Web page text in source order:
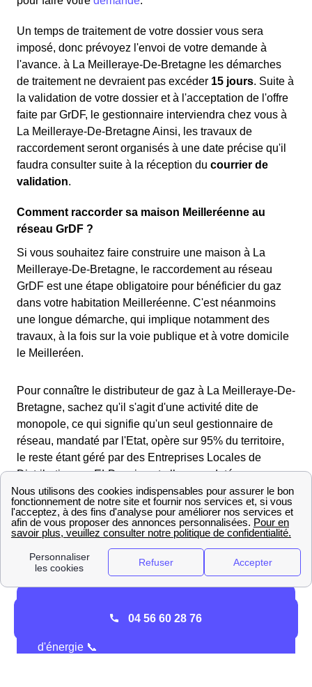
Un temps de traitement de votre dossier vous sera
imposé, donc prévoyez l'envoi de votre demande à
l'avance. à La Meilleraye-De-Bretagne les démarches
de traitement ne devraient pas excéder 15 jours. Suite à
la validation de votre dossier et à l'acceptation de l'offre
faite par GrDF, le gestionnaire interviendra chez vous à
La Meilleraye-De-Bretagne Ainsi, les travaux de
raccordement seront organisés à une date précise qu'il
faudra consulter suite à la réception du courrier de
validation.
Comment raccorder sa maison Meilleréenne au
réseau GrDF ?
Si vous souhaitez faire construire une maison à La
Meilleraye-De-Bretagne, le raccordement au réseau
GrDF est une étape obligatoire pour bénéficier du gaz
dans votre habitation Meilleréenne. C'est néanmoins
une longue démarche, qui implique notamment des
travaux, à la fois sur la voie publique et à votre domicile
le Meilleréen.
Pour connaître le distributeur de gaz à La Meilleraye-De-
Bretagne, sachez qu'il s'agit d'une activité dite de
monopole, ce qui signifie qu'un seul gestionnaire de
réseau, mandaté par l'Etat, opère sur 95% du territoire,
le reste étant géré par des Entreprises Locales de
Distribution, ou ELD, qui sont elles mandatées
directement par les communes.
Pour contacter GrDF à La Meilleraye-De-Bretagne, vous
pouvez soit le joindre au09 69 36 35 34, soit passer par
internet.
04 56 60 28 76